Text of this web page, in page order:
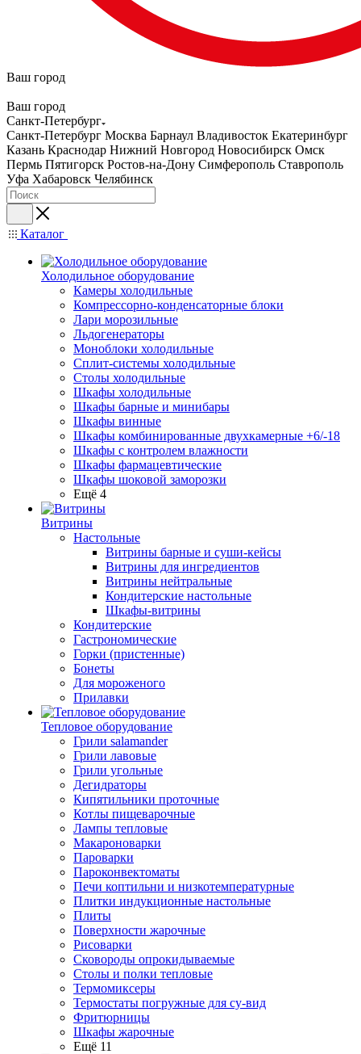
Ваш город
Ваш город
Санкт-Петербург
Санкт-Петербург Москва Барнаул Владивосток Екатеринбург
Казань Краснодар Нижний Новгород Новосибирск Омск
Пермь Пятигорск Ростов-на-Дону Симферополь Ставрополь
Уфа Хабаровск Челябинск
Каталог
Холодильное оборудование
Камеры холодильные
Компрессорно-конденсаторные блоки
Лари морозильные
Льдогенераторы
Моноблоки холодильные
Сплит-системы холодильные
Столы холодильные
Шкафы холодильные
Шкафы барные и минибары
Шкафы винные
Шкафы комбинированные двухкамерные +6/-18
Шкафы с контролем влажности
Шкафы фармацевтические
Шкафы шоковой заморозки
Ещё 4
Витрины
Настольные
Витрины барные и суши-кейсы
Витрины для ингредиентов
Витрины нейтральные
Кондитерские настольные
Шкафы-витрины
Кондитерские
Гастрономические
Горки (пристенные)
Бонеты
Для мороженого
Прилавки
Тепловое оборудование
Грили salamander
Грили лавовые
Грили угольные
Дегидраторы
Кипятильники проточные
Котлы пищеварочные
Лампы тепловые
Макароноварки
Пароварки
Пароконвектоматы
Печи коптильни и низкотемпературные
Плитки индукционные настольные
Плиты
Поверхности жарочные
Рисоварки
Сковороды опрокидываемые
Столы и полки тепловые
Термомиксеры
Термостаты погружные для су-вид
Фритюрницы
Шкафы жарочные
Ещё 11